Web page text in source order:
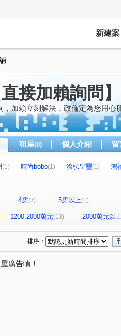
新建案
接加賴詢問】
，加賴立刻解決，政倫定為您用心
租屋(0) 個人介紹
(1) 時尚bobo(1) 濟弘皇璽(1)
鴻
村D區
捷市匯(1) 源美學(1) 國強一街
內定二十二街(1) 大忠街(1)
壽
七街(1) 大華五街(1) 豐德二路(1)
豐田三路(1) 中園路(1)
4房(3) 5房以上(1)
1200-2000萬元(13) 2000萬元以
排序：
廣告唷！